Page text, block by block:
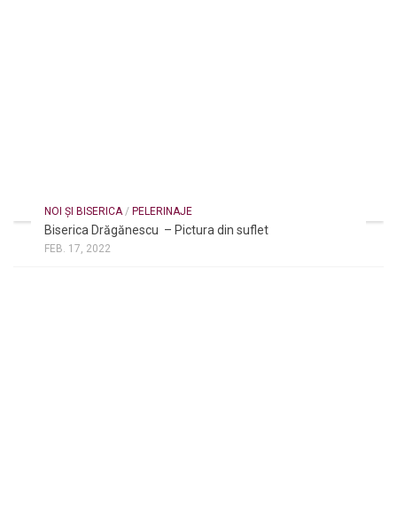
NOI ȘI BISERICA/ PELERINAJE
Biserica Drăgănescu – Pictura din suflet
FEB. 17, 2022